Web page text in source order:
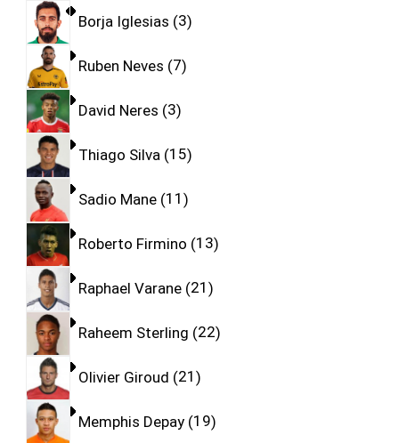
Borja Iglesias 3
Ruben Neves 7
David Neres 3
Thiago Silva 15
Sadio Mane 11
Roberto Firmino 13
Raphael Varane 21
Raheem Sterling 22
Olivier Giroud 21
Memphis Depay 19